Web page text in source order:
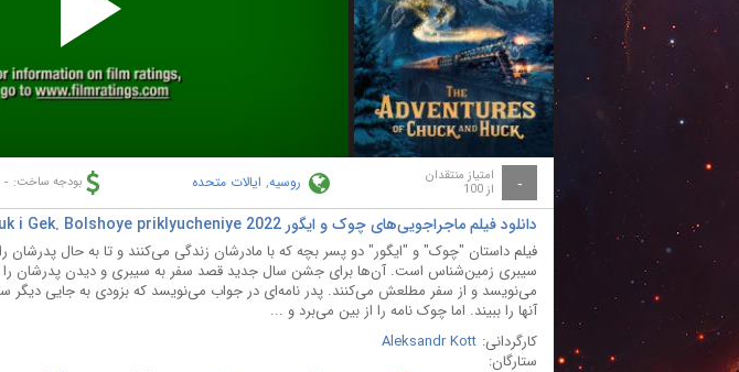
Play
Video
- امتیاز منتقدان
از 100 روسیه, ایالات متحده بودجه ساخت: -
دانلود فیلم ماجراجویی‌های چوک و ایگور Chuk i Gek. Bolshoye priklyucheniye 2022 با دوبله فارسی
فیلم داستان "چوک" و "ایگور" دو پسر بچه که با مادرشان زندگی می‌کنند و تا به حال پدرشان
سیبری زمین‌شناس است. آن‌ها برای جشن سال جدید قصد سفر به سیبری و دیدن پدرشان را
می‌نویسد و از سفر مطلعش می‌کنند. پدر نامه‌ای در جواب می‌نویسد که بزودی به جایی دیگر
آنها را ببیند. اما چوک نامه را از بین می‌برد و ...
کارگردانی: Aleksandr Kott
ستارگان: